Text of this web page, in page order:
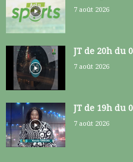
7 août 2026
JT de 20h du
7 août 2026
JT de 19h du
7 août 2026